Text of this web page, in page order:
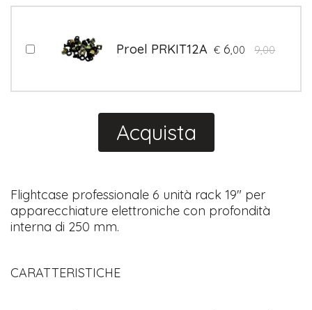
Proel PRKIT12A € 6 ,00 9,00
Acquista
Flightcase professionale 6 unità rack 19" per
apparecchiature elettroniche con profondità
interna di 250 mm.
CARATTERISTICHE